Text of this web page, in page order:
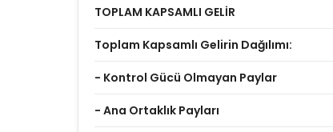
TOPLAM KAPSAMLI GELİR
Toplam Kapsamlı Gelirin Dağılımı:
- Kontrol Gücü Olmayan Paylar
- Ana Ortaklık Payları